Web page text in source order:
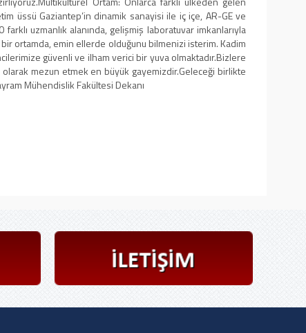
üssü Gaziantep’in dinamik sanayisi ile iç içe, AR-GE ve
uzmanlık alanında, gelişmiş laboratuvar imkanlarıyla
bir ortamda, emin ellerde olduğunu bilmenizi isterim. Kadim
güvenli ve ilham verici bir yuva olmaktadır. ​Bizlere
mezun etmek en büyük gayemizdir. ​Geleceği birlikte
Mühendislik Fakültesi Dekanı